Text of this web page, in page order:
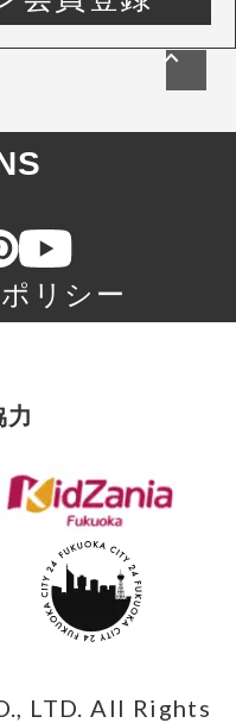
リシー
力
LTD. All Rights